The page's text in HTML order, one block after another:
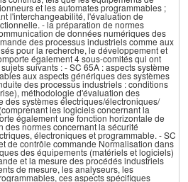
et les automates programmables ;
l'interchangeabilité, l'évaluation de
- la préparation de normes
de données numériques des
des processus industriels comme aux
pour la recherche, le développement et
également 4 sous-comités qui ont
suivants : - SC 65A : aspects système
aux aspects génériques des systèmes
des processus industriels : conditions
méthodologie d'évaluation des
des systèmes électriques/électroniques/
les logiciels concernant la
également une fonction horizontale de
des normes concernant la sécurité
électroniques et programmable. - SC
de contrôle commande Normalisation dans
des équipements (matériels et logiciels)
et la mesure des procédés industriels
de mesure, les analyseurs, les
ces aspects spécifiques